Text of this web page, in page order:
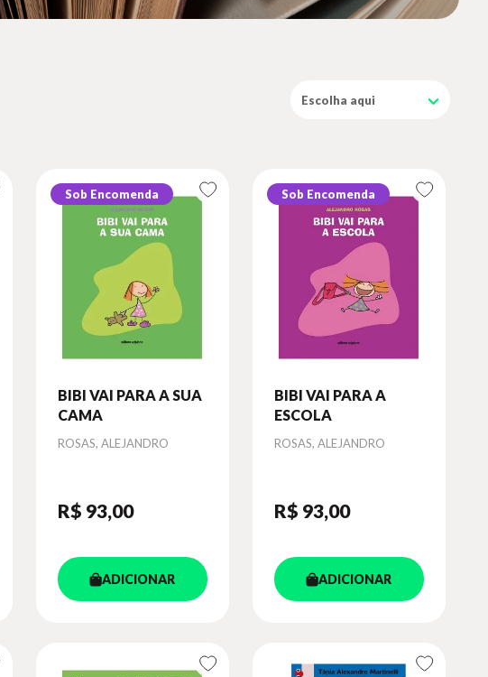
Escolha aqui
Sob Encomenda
BIBI VAI PARA A SUA
CAMA
Autor
ROSAS, ALEJANDRO
R$ 93,00
ADICIONAR
Sob Encomenda
BIBI VAI PARA A
ESCOLA
Autor
ROSAS, ALEJANDRO
R$ 93,00
ADICIONAR